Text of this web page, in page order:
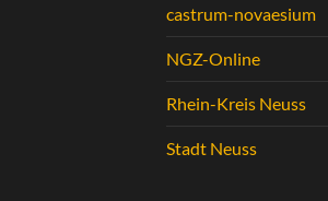
castrum-novaesium
NGZ-Online
Rhein-Kreis Neuss
Stadt Neuss